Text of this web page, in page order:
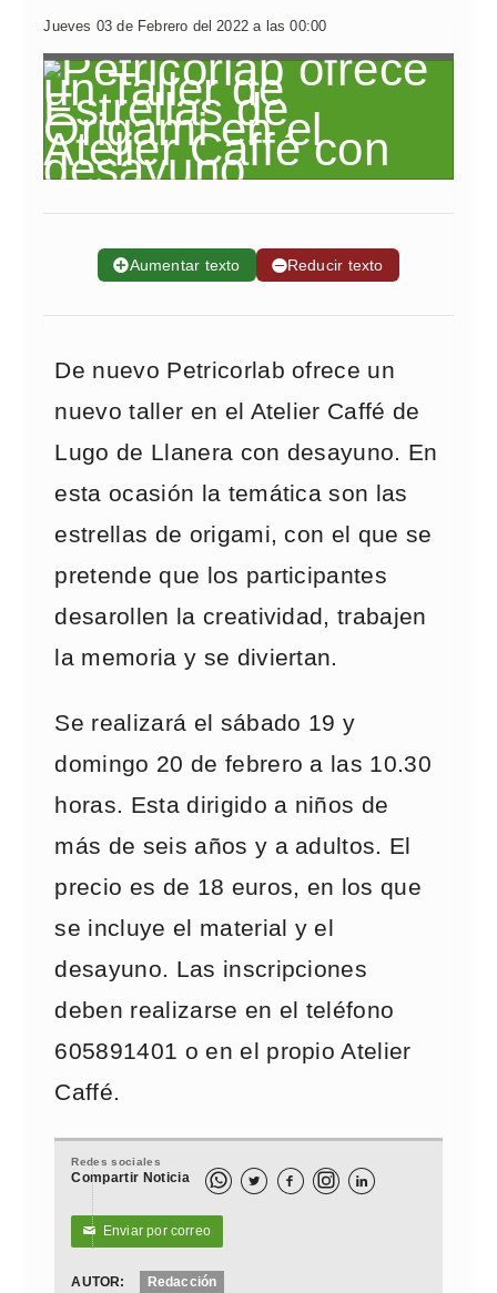
Jueves 03 de Febrero del 2022 a las 00:00
➕Aumentar texto ➖Reducir texto
De nuevo Petricorlab ofrece un
nuevo taller en el Atelier Caffé de
Lugo de Llanera con desayuno. En
esta ocasión la temática son las
estrellas de origami, con el que se
pretende que los participantes
desarollen la creatividad, trabajen
la memoria y se diviertan.
Se realizará el sábado 19 y
domingo 20 de febrero a las 10.30
horas. Esta dirigido a niños de
más de seis años y a adultos. El
precio es de 18 euros, en los que
se incluye el material y el
desayuno. Las inscripciones
deben realizarse en el teléfono
605891401 o en el propio Atelier
Caffé.
Redes sociales
Compartir Noticia   
✉ Enviar por correo
AUTOR: Redacción